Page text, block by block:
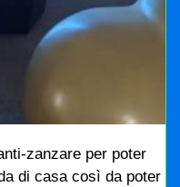
zanzare per poter
di casa così da poter